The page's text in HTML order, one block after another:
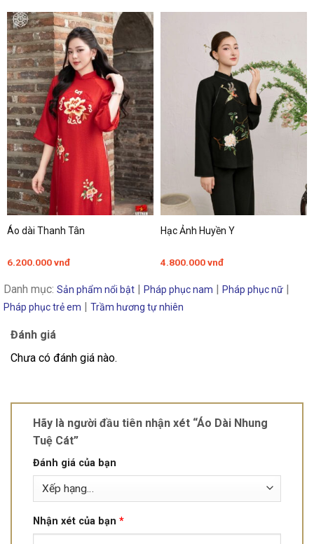
Áo dài Thanh Tân
6.200.000vnđ
Hạc Ảnh Huyền Y
4.800.000vnđ
Danh mục: Sản phẩm nổi bật | Pháp phục nam | Pháp phục nữ |
Pháp phục trẻ em | Trầm hương tự nhiên
Đánh giá
Chưa có đánh giá nào.
Hãy là người đầu tiên nhận xét “Áo Dài Nhung
Tuệ Cát”
Đánh giá của bạn
Nhận xét của bạn *